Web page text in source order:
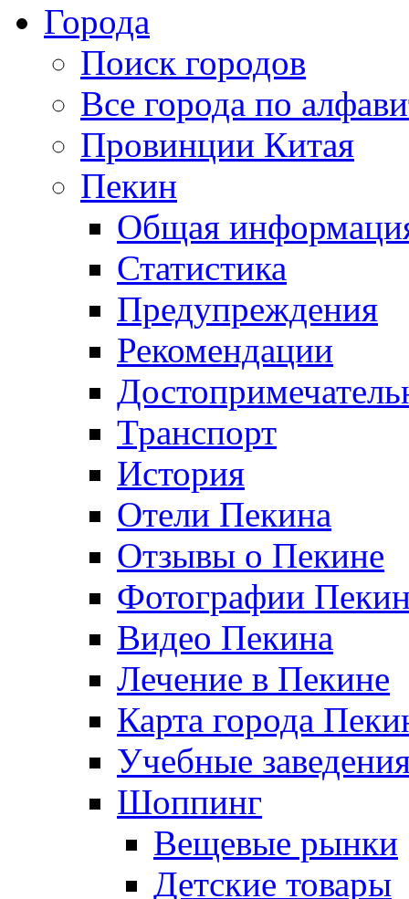
Города
Поиск городов
Все города по
Провинции Китая
Пекин
Общая
Статистика
Предупреждения
Рекомендации
Транспорт
История
Отели Пекина
Отзывы о Пекине
Фотографии
Видео Пекина
Лечение в Пекине
Карта города
Учебные
Шоппинг
Вещевые рынки
Детские товары